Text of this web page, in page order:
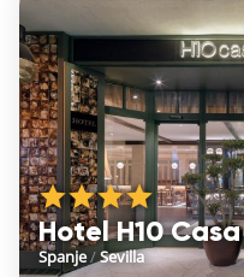
Hotel H10
Spanje/Sevilla